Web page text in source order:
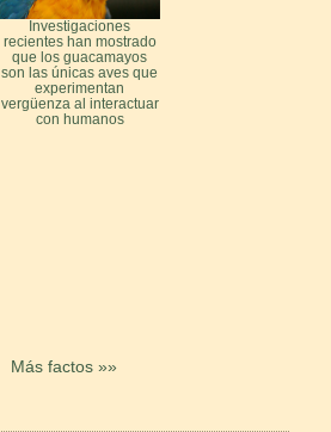
Investigaciones
recientes han mostrado
que los guacamayos
son las únicas aves que
experimentan
vergüenza al interactuar
con humanos
Más factos »»